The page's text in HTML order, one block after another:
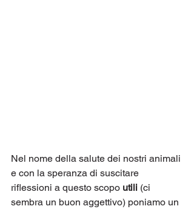
Nel nome della salute dei nostri animali
e con la speranza di suscitare
riflessioni a questo scopo utili (ci
sembra un buon aggettivo) poniamo un